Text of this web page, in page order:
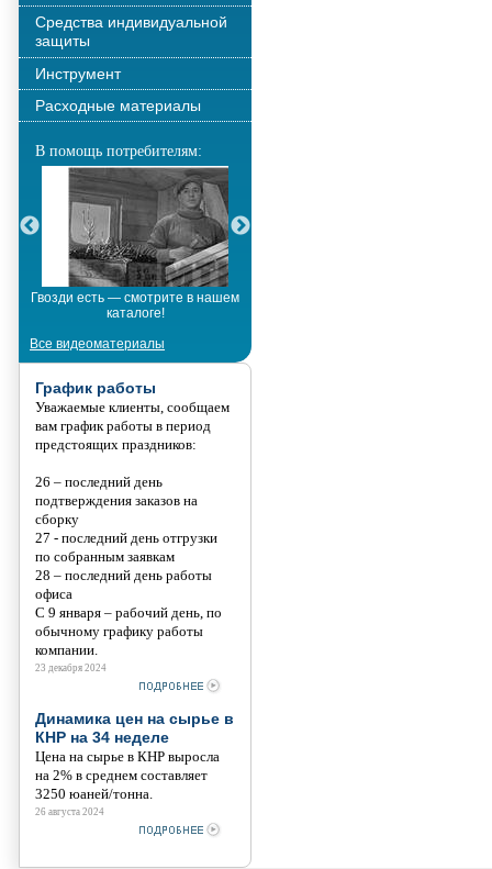
Средства индивидуальной
защиты
Инструмент
Расходные материалы
В помощь потребителям:
Гвозди есть — смотрите в нашем
каталоге!
Все видеоматериалы
График работы
Уважаемые клиенты, сообщаем
вам график работы в период
предстоящих праздников:
26 – последний день
подтверждения заказов на
сборку
27 - последний день отгрузки
по собранным заявкам
28 – последний день работы
офиса
С 9 января – рабочий день, по
обычному графику работы
компании.
23 декабря 2024
Динамика цен на сырье в
КНР на 34 неделе
Цена на сырье в КНР выросла
на 2% в среднем составляет
3250 юаней/тонна.
26 августа 2024